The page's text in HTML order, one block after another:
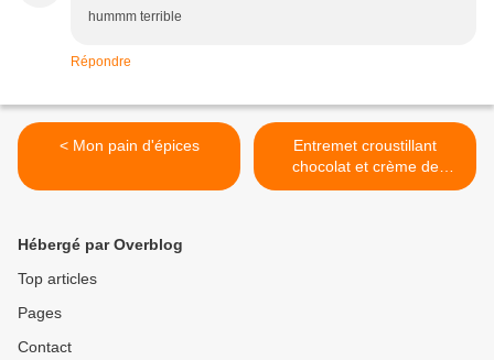
hummm terrible
Répondre
< Mon pain d'épices
Entremet croustillant
chocolat et crème de
marron >
Hébergé par Overblog
Top articles
Pages
Contact